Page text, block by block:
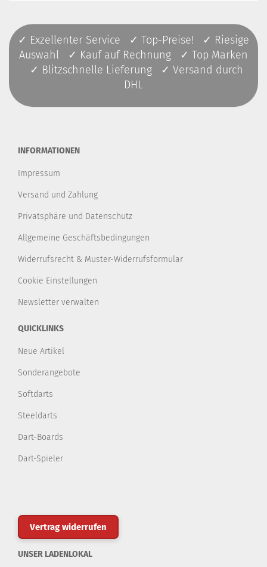
✓ Exzellenter Service ✓ Top-Preise! ✓ Riesige
Auswahl ✓ Kauf auf Rechnung ✓ Top Marken
✓ Blitzschnelle Lieferung ✓ Versand durch
DHL
INFORMATIONEN
Impressum
Versand und Zahlung
Privatsphäre und Datenschutz
Allgemeine Geschäftsbedingungen
Widerrufsrecht & Muster-Widerrufsformular
Cookie Einstellungen
Newsletter verwalten
QUICKLINKS
Neue Artikel
Sonderangebote
Softdarts
Steeldarts
Dart-Boards
Dart-Spieler
Vertrag widerrufen
UNSER LADENLOKAL